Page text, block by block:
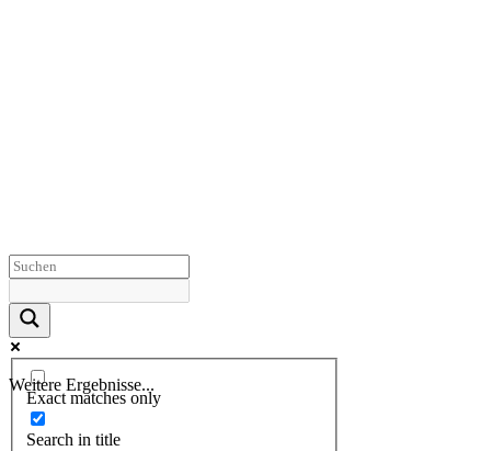
Weitere Ergebnisse...
Exact matches only
Search in title